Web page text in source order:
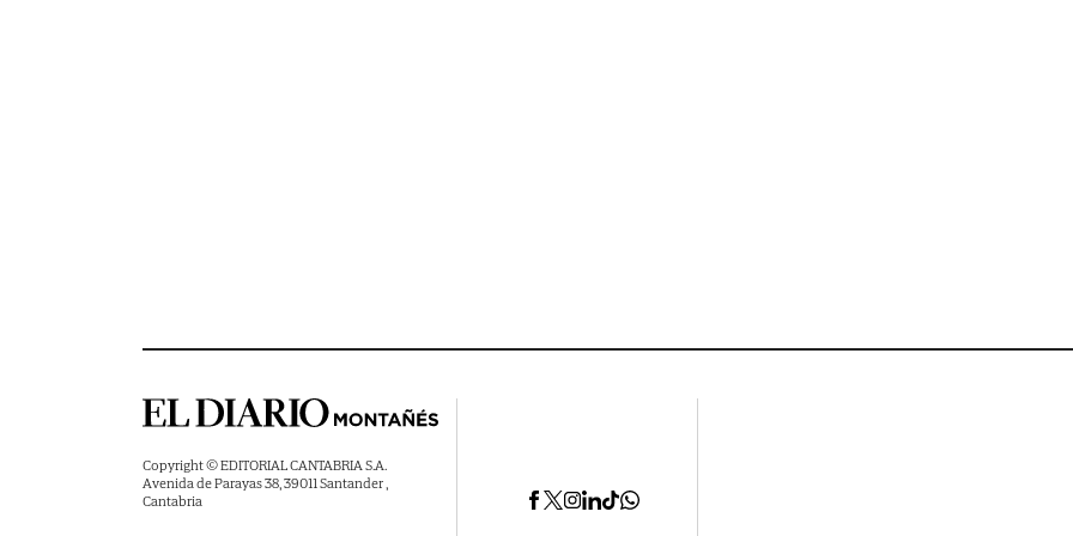
Copyright © EDITORIAL CANTABRIA S.A.
Avenida de Parayas 38, 39011 Santander ,
Cantabria